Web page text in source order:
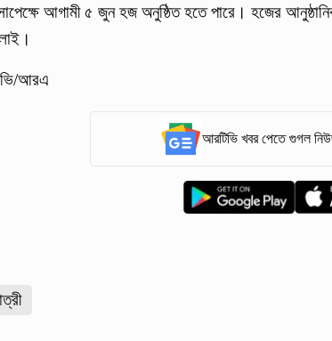
আগামী ৫ জুন হজ অনুষ্ঠিত হতে পারে। হজের
আরএ
আরটিভি খবর পেতে গুগল